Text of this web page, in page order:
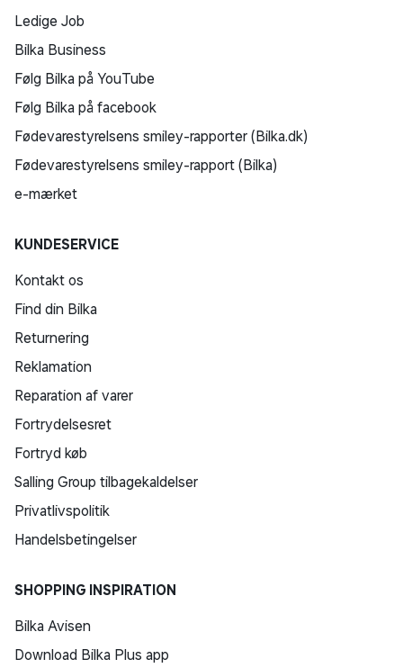
Ledige Job
Bilka Business
Følg Bilka på YouTube
Følg Bilka på facebook
Fødevarestyrelsens smiley-rapporter (Bilka.dk)
Fødevarestyrelsens smiley-rapport (Bilka)
e-mærket
KUNDESERVICE
Kontakt os
Find din Bilka
Returnering
Reklamation
Reparation af varer
Fortrydelsesret
Fortryd køb
Salling Group tilbagekaldelser
Privatlivspolitik
Handelsbetingelser
SHOPPING INSPIRATION
Bilka Avisen
Download Bilka Plus app